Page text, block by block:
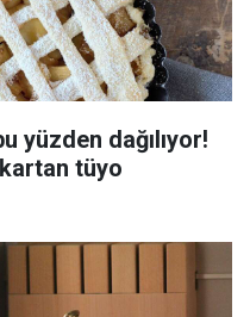
yüzden dağılıyor!
tüyo